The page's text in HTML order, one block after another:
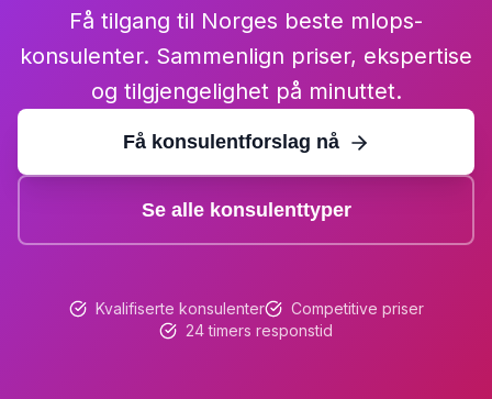
Få tilgang til Norges beste mlops-
konsulenter. Sammenlign priser, ekspertise
og tilgjengelighet på minuttet.
Få konsulentforslag nå
Se alle konsulenttyper
Kvalifiserte konsulenter
Competitive priser
24 timers responstid